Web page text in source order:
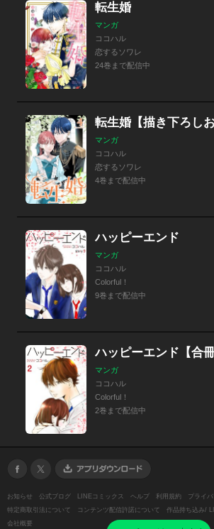
転生婚
マンガ
ココハル
恋するソワレ
24巻まで配信中
マンガ
ココハル
恋するソワレ
4巻まで配信中
ハッピーエンド
マンガ
ココハル
Colorful！
9巻まで配信中
ハッピーエンド【合冊
マンガ
ココハル
Colorful！
2巻まで配信中
お知らせ 公式ブログ LINEコミックス ヘルプ 利用規約
プライ
特定商取引法について
コンテンツ配信許諾について 作品持ち込み/
会社概要